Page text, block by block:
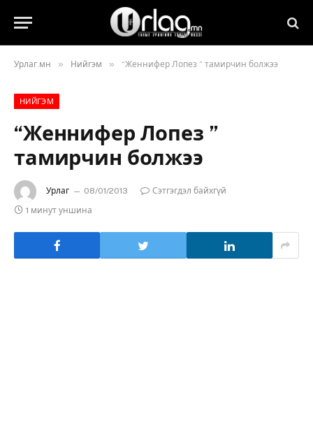
Урлаг.мн » Нийгэм » “Женнифер Лопез ” тамирчин болжээ
НИЙГЭМ
“Женнифер Лопез ”
тамирчин болжээ
Урлаг 08/01/2013
Сэтгэгдэл байхгүй
1 минут уншина